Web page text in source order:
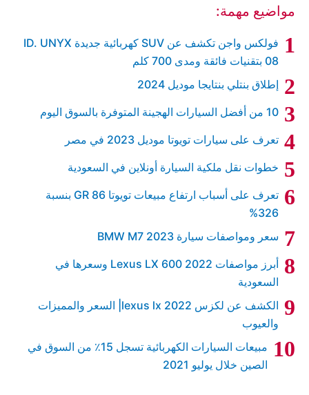
مواضيع مهمة:
فولكس واجن تكشف عن SUV كهربائية جديدة ID. UNYX
08 بتقنيات فائقة ومدى 700 كلم
إطلاق بنتلي بنتايجا موديل 2024
10 من أفضل السيارات الهجينة المتوفرة بالسوق اليوم
تعرف على سيارات تويوتا موديل 2023 في مصر
خطوات نقل ملكية السيارة أونلاين في السعودية
تعرف على أسباب ارتفاع مبيعات تويوتا GR 86 بنسبة
326%
سعر ومواصفات سيارة BMW M7 2023
أبرز مواصفات Lexus LX 600 2022 وسعرها في
السعودية
الكشف عن لكزس lexus lx 2022| السعر والمميزات
والعيوب
مبيعات السيارات الكهربائية تسجل 15٪ من السوق في
الصين خلال يوليو 2021